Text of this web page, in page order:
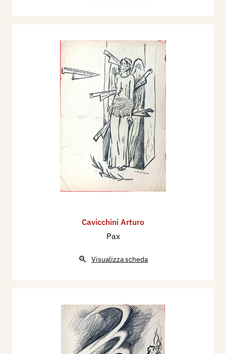
Cavicchini Arturo
Pax
Visualizza scheda